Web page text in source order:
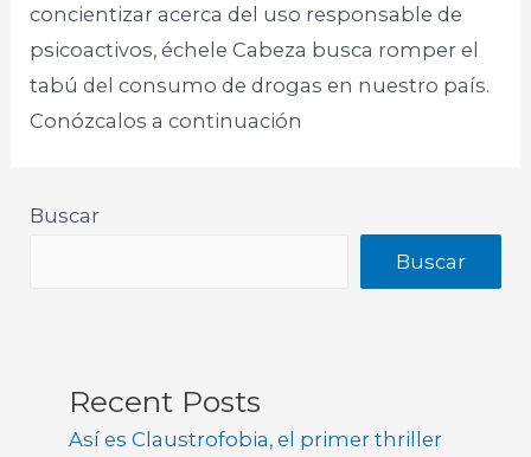
concientizar acerca del uso responsable de
psicoactivos, échele Cabeza busca romper el
tabú del consumo de drogas en nuestro país.
Conózcalos a continuación
Buscar
Buscar
Recent Posts
Así es Claustrofobia, el primer thriller